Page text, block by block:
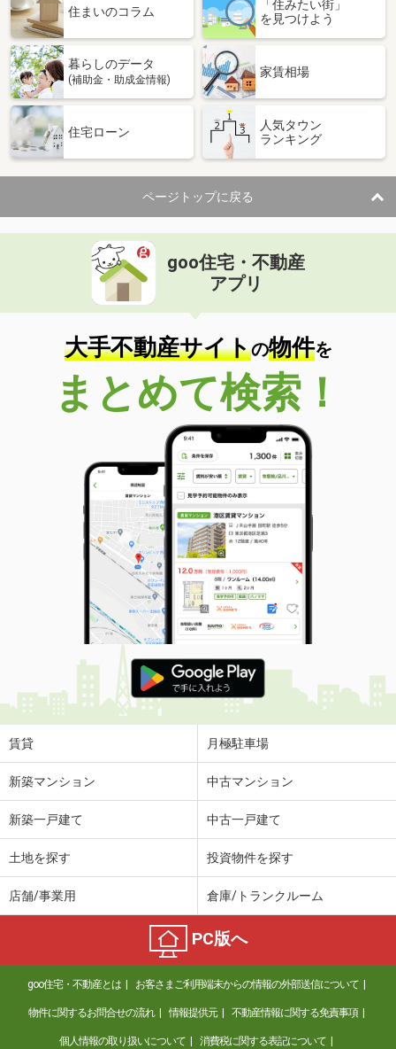
3.30万円
住 所
北海道札幌市東区北三十一条東１２丁
専有面積 23.95m²
北海道札幌市中央区北三条西２３丁目
北海道札幌市中央区北三条西２３丁目
北海道札幌市東区北四十六条東１丁目
価 格
専有面積 48.59m²
間取り
2LDK
北海道札幌市北区北十六条西３丁目
6.20万円
住 所
北海道札幌市北区北十六条西３丁目
専有面積
35.22m²
間取り
1LDK
北海道旭川市一条通７丁目
価 格
16万円
住 所
北海道旭川市一条通７丁目
専有面積 50.25m²
間取り
1LDK
北海道北見市川沿町
価 格
住 所
北海道北見市川沿町
間取り
2LDK
北海道北見市東三輪１丁目
北海道北見市東三輪１丁目
北海道札幌市東区北七条東７丁目
価 格
12.20万円
専有面積
52.12m²
間取り
2LDK
住まいのコラム
「住みたい街」
を見つけよう
暮らしのデータ
(補助金・助成金情報)
家賃相場
住宅ローン
人気タウン
ランキング
ページトップに戻る
goo住宅・不動産
アプリ
大手不動産サイトの物件を
まとめて検索！
賃貸 月極駐車場
新築マンション 中古マンション
新築一戸建て 中古一戸建て
土地を探す 投資物件を探す
店舗/事業用 倉庫/トランクルーム
PC版へ
goo住宅・不動産とは お客さまご利用端末からの情報の外部送信について
物件に関するお問合せの流れ 情報提供元 不動産情報に関する免責事項
個人情報の取り扱いについて 消費税に関する表記について